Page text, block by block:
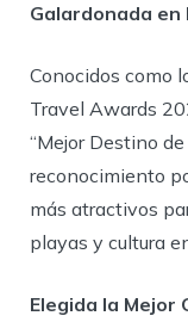
Galardonada
Conocidos como
Travel Awards
“Mejor Destino
reconocimiento
más atractivos
playas y cultura
Elegida la Mejor